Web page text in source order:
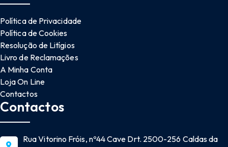
Política de Privacidade
Política de Cookies
Resolução de Litígios
Livro de Reclamações
A Minha Conta
Loja On Line
Contactos
Contactos
Rua Vitorino Fróis, nº44 Cave Drt. 2500-256 Caldas da